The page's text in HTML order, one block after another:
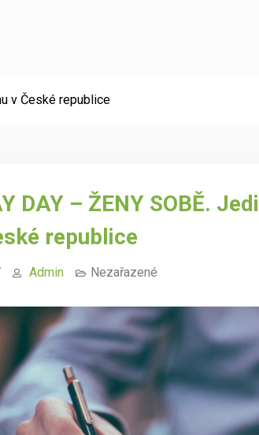
v České republice
DAY – ŽENY SOBĚ.
republice
Admin Nezařazené